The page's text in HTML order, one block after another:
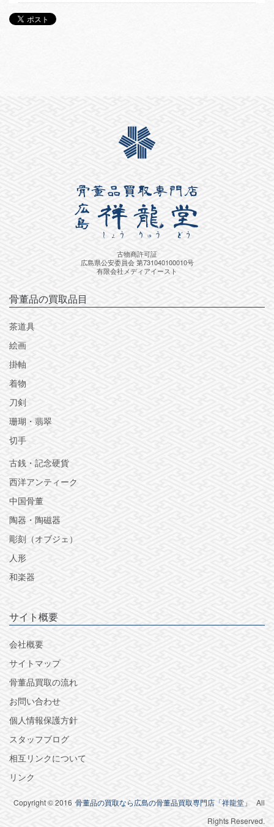
古物商許可証
広島県公安委員会 第731040100010号
有限会社メディアイースト
骨董品の買取品目
茶道具
絵画
掛軸
着物
刀剣
珊瑚・翡翠
切手
古銭・記念硬貨
西洋アンティーク
中国骨董
陶器・陶磁器
彫刻（オブジェ）
人形
和楽器
サイト概要
会社概要
サイトマップ
骨董品買取の流れ
お問い合わせ
個人情報保護方針
スタッフブログ
相互リンクについて
リンク
Copyright © 2016 骨董品の買取なら広島の骨董品買取専門店「祥龍堂」
All
Rights Reserved.